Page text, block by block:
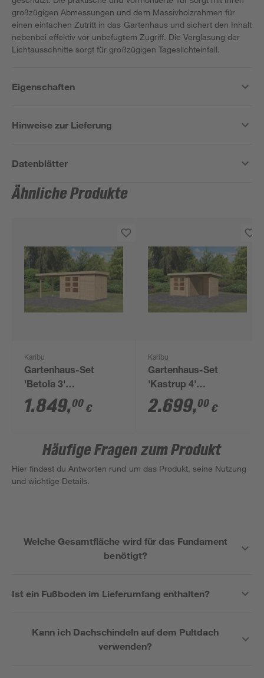
großzügigen Abmessungen und dem Massivholzrahmen für
einen einfachen Zutritt in das Gartenhaus und sichert den Inhalt
nebenbei effektiv vor unbefugtem Zugriff. Die Verglasung der
Lichtausschnitte sorgt für großzügigen Tageslichteinfall.
Eigenschaften
Hinweise zur Lieferung
Datenblätter
Ähnliche Produkte
Karibu
Gartenhaus-Set
'Betola 3'
naturbelassen mit
Anbauschrank und
211 x 238 cm
1.849,00 €
Karibu
Gartenhaus-Set
'Kastrup 4'
naturbelassen mit
Anbaudach, Seiten-
222 x 333 cm
2.699,00 €
Häufige Fragen zum Produkt
Hier findest du Antworten rund um das Produkt, seine Nutzung
und wichtige Details.
Welche Gesamtfläche wird für das Fundament
benötigt?
Ist ein Fußboden im Lieferumfang enthalten?
Kann ich Dachschindeln auf dem Pultdach
verwenden?